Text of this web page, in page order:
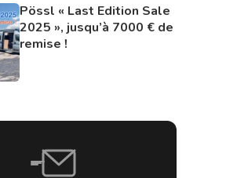
Pössl « Last Edition Sale
2025 », jusqu’à 7000 € de
remise !